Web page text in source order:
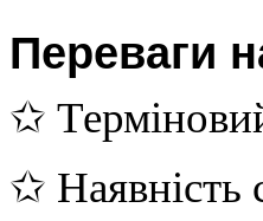
Переваги
✩
✩ Наявність